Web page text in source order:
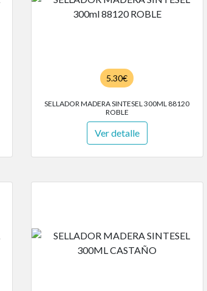
5.30€
SELLADOR MADERA SINTESEL 300ML 88120
ROBLE
Ver detalle